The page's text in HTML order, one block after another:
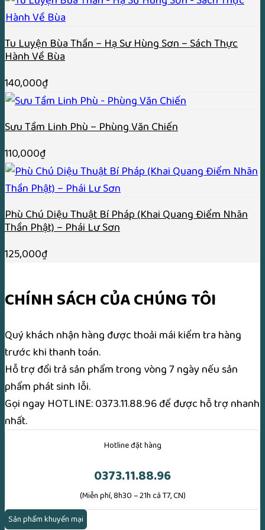
Tu Luyện Bùa Thần – Hạ Sư Hùng Sơn – Sách Thực
Hành Về Bùa
140,000₫
Sưu Tầm Linh Phù – Phùng Văn Chiến
110,000₫
Phù Chú Diệu Thuật Bí Pháp (Khai Quang Điểm Nhãn
Thần Phật) – Phái Lư Sơn
125,000₫
CHÍNH SÁCH CỦA CHÚNG TÔI
Quý khách nhận hàng được thoải mái kiểm tra hàng
trước khi thanh toán.
Hỗ trợ đổi trả sản phẩm trong vòng 7 ngày nếu sản
phẩm phát sinh lỗi.
Gọi ngay HOTLINE: 0373.11.88.96để được hỗ trợ nhanh
nhất.
Hotline đặt hàng
0373.11.88.96
(Miễn phí, 8h30 – 21h cả T7, CN)
Sản phẩm khuyến mại